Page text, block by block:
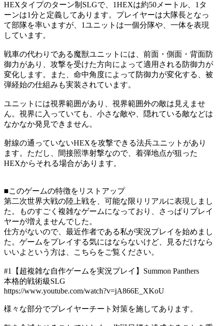
HEXタイプのターン制SLGで、1HEXは約50メートル、1タ
ーンは1分と定義してあります。プレイヤーは大隊長となっ
て部隊を率いますが、1ユニットは一個分隊や、一体を表現
しています。
戦車の代わりである魔獣ユニットには、前面・側面・背面防
御力があり、攻撃を受けた方向によって適用される防御力が
変化します。また、命中角度によって防御力が変化する、被
弾経始の仕組みも実装されています。
ユニットには視界範囲があり、視界範囲外の敵は見えませ
ん。視界に入っていても、小さな敵や、隠れている敵などは
なかなか発見できません。
射線の通っていないHEXを攻撃できる法兵ユニットがあり
ます。ただし、間接照準射撃なので、着弾地点が狙った
HEXからそれる場合があります。
■このゲームの特徴をリストアップ
第二次世界大戦の陸上戦を、可能な限りリアルに表現しまし
た。ものすごく複雑なゲームになっており、さっぱりプレイ
ヤーが増えませんでした。
仕方がないので、最近作者である私が実況プレイを始めまし
た。ゲームをプレイする気にはならないけど、見るだけなら
いいよという方は、こちらをご覧ください。
#1【超複雑な自作ゲームを実況プレイ】Summon Panthers
本格的戦術級SLG
https://www.youtube.com/watch?v=jA866E_XKoU
様々な部分でプレイヤーチート対策を施してあります。